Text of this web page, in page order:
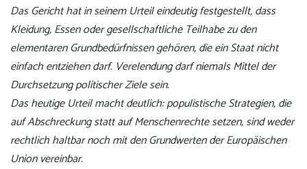
Das Gericht hat in seinem Urteil eindeutig festgestellt, dass
Kleidung, Essen oder gesellschaftliche Teilhabe zu den
elementaren Grundbedürfnissen gehören, die ein Staat nicht
einfach entziehen darf. Verelendung darf niemals Mittel der
Durchsetzung politischer Ziele sein.
Das heutige Urteil macht deutlich: populistische Strategien, die
auf Abschreckung statt auf Menschenrechte setzen, sind weder
rechtlich haltbar noch mit den Grundwerten der Europäischen
Union vereinbar.